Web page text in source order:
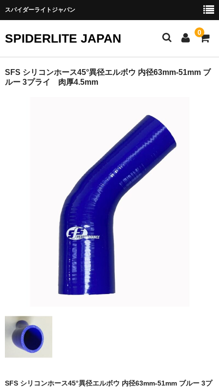
スパイダーライトジャパン
SPIDERLITE JAPAN 0
ホーム
LINK JAPAN
FUNK MOTORSPORT
お問い合わせ
Contact form
SFS シリコンホース45°異径エルボウ 内径63mm-51mm ブ
ルー 3プライ 肉厚4.5mm
SFS シリコンホース45°異径エルボウ 内径63mm-51mm ブルー 3プ